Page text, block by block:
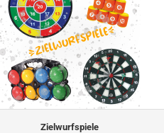
Zielwurfspiele